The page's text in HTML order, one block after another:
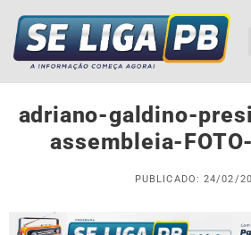
adriano-galdino-
assembleia-
PUBLICADO: 24/02/